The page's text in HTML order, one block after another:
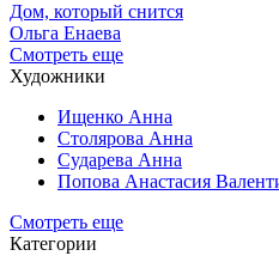
Дом, который снится
Ольга Енаева
Смотреть еще
Художники
Ищенко Анна
Столярова Анна
Сударева Анна
Попова Анастасия
Смотреть еще
Категории